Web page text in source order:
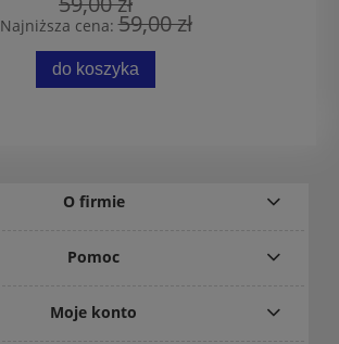
Najniższa cena:59,00 zł
do koszyka
O firmie
Pomoc
Moje konto